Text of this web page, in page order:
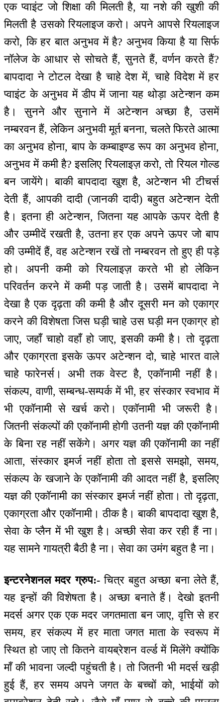
एक प्वाइंट जो शिक्षा की मिलती है, या नशे की खुशी की
मिलती है उसको रियलाइज करो। अपने आपसे रियलाइज
करो, कि हर बात अनुभव में है? अनुभव किया है या सिर्फ
नॉलेज के आधार से सोचते हैं, सुनते हैं, वर्णन करते हैं?
बापदादा ने टोटल देखा है चाहे देश में, चाहे विदेश में हर
प्वाइंट के अनुभव में डीप में जाना यह थोड़ा अटेन्शन कम
है। सुनने और सुनाने में अटेन्शन अच्छा है, उसमें
नम्बरवन हैं, लेकिन अनुभवी मूर्त बनना, चलते फिरते आत्मा
का अनुभव होना, बाप के कम्बाइण्ड रूप का अनुभव होना,
अनुभव में कमी है? इसलिए रियलाइज़ करो, तो रियल गोल्ड
बन जायेंगे। बाकी बापदादा खुश है, अटेन्शन भी टीचर्स
देती हैं, आपकी दादी (जानकी दादी) बहुत अटेन्शन देती
है। इतना ही अटेन्शन, जितना यह आपके ऊपर देती है
और उम्मीदें रखती है, उतना हर एक अपने ऊपर जो बाप
की उम्मीदें हैं, वह अटेन्शन रखें तो नम्बरवन तो हुए ही पड़े
हो। अपनी कमी को रियलाइज़ करते भी हो लेकिन
परिवर्तन करने में कमी पड़ जाती है। उसमें बापदादा ने
देखा है एक दृढ़ता की कमी है और दूसरी मन को एकाग्र
करने की विशेषता जिस घड़ी चाहे उस घड़ी मन एकाग्र हो
जाए, जहाँ चाहो वहाँ हो जाए, इसकी कमी है। तो दृढ़ता
और एकाग्रता इसके ऊपर अटेन्शन दो, चाहे भारत वाले
चाहे फारेनर्स। अभी तक वेस्ट है, एकॉनामी नहीं है।
संकल्प, वाणी, सम्बन्ध-सम्पर्क में भी, हर संस्कार स्वभाव में
भी एकॉनामी से खर्च करो। एकॉनामी भी जरूरी है।
जितनी संकल्पों की एकॉनामी होगी उतनी यज्ञ की एकॉनामी
के बिना रह नहीं सकेंगे। अगर यज्ञ की एकॉनामी का नहीं
आता, संस्कार इमर्ज नहीं होता तो इससे समझो, समय,
संकल्प के खजाने के एकॉनामी की आदत नहीं है, इसलिए
यज्ञ की एकॉनामी का संस्कार इमर्ज नहीं होता। तो दृढ़ता,
एकाग्रता और एकॉनामी। ठीक है। बाकी बापदादा खुश है,
सेवा के प्लैन में भी खुश है। अच्छी सेवा कर रही हैं ना।
यह सामने गायत्री बैठी है ना। सेवा का उमंग बहुत है ना।
इन्टरनेशनल मदर ग्रुप:-चित्र बहुत अच्छा बना लेते हैं,
यह इन्हों की विशेषता है। अच्छा बनाते हैं। देखो इतनी
मदर्स अगर एक एक मदर जगतमाता बन जाए, वृत्ति से हर
समय, हर संकल्प में हर माता जगत माता के स्वरूप में
स्थित हो जाए तो कितने वायब्रेशन वर्ल्ड में मिलेंगे क्योंकि
माँ की भावना जल्दी पहुंचती है। तो जितनी भी मदर्स खड़ी
हुई हैं, हर समय अपने जगत के बच्चों को, भाईयों को